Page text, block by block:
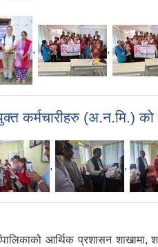
, ,
कर्मचारीहरु (अ.न.मि.) को
, ,
आर्थिक प्रशासन शाखामा,